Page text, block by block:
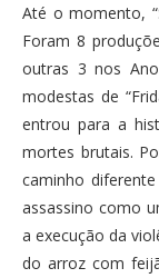
Até o momento,
Foram 8
outras 3 nos
modestas de
entrou para a
mortes brutais.
caminho
assassino como
a execução da
do arroz com